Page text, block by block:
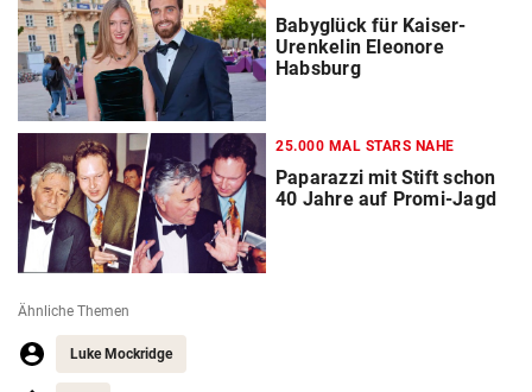
Babyglück für Kaiser-
Urenkelin Eleonore
Habsburg
25.000 MAL STARS NAHE
Paparazzi mit Stift schon
40 Jahre auf Promi-Jagd
Ähnliche Themen
Luke Mockridge